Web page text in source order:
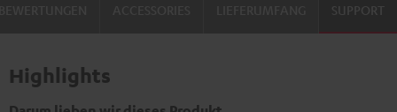
SUPPORT
Highlights